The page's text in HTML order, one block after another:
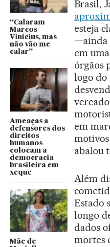
“Calaram
Marcos
Vinícius, mas
não vão me
calar”
Ameaças a
defensores dos
direitos
humanos
colocam a
democracia
brasileira em
xeque
Mãe de
Brasil,
esteja
—ainda
em
órgãos
logo do
em
abalou
Além
Estado
longo
dados
mortes